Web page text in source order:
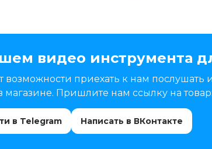
видео инструмента
возможности приехать к нам
магазине. Пришлите нам ссылку на товар:
в Telegram Написать в ВКонтакте